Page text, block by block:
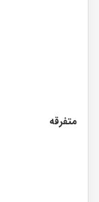
متفرقه